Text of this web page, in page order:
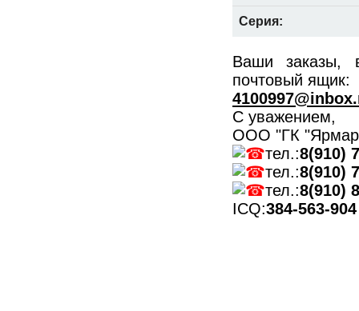
Серия:
Ваши заказы,
почтовый ящик:
С уважением,
ООО "ГК
тел.:8(910)
тел.:8(910)
тел.:8(910)
ICQ:384-563-904